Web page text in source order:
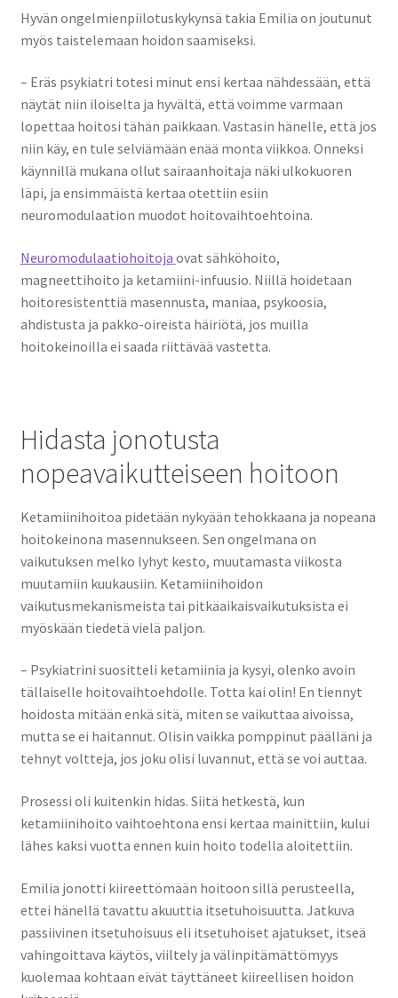
Hyvän ongelmienpiilotuskykynsä takia Emilia on joutunut
myös taistelemaan hoidon saamiseksi.
– Eräs psykiatri totesi minut ensi kertaa nähdessään, että
näytät niin iloiselta ja hyvältä, että voimme varmaan
lopettaa hoitosi tähän paikkaan. Vastasin hänelle, että jos
niin käy, en tule selviämään enää monta viikkoa. Onneksi
käynnillä mukana ollut sairaanhoitaja näki ulkokuoren
läpi, ja ensimmäistä kertaa otettiin esiin
neuromodulaation muodot hoitovaihtoehtoina.
Neuromodulaatiohoitoja ovat sähköhoito,
magneettihoito ja ketamiini-infuusio. Niillä hoidetaan
hoitoresistenttiä masennusta, maniaa, psykoosia,
ahdistusta ja pakko-oireista häiriötä, jos muilla
hoitokeinoilla ei saada riittävää vastetta.
Hidasta jonotusta
nopeavaikutteiseen hoitoon
Ketamiinihoitoa pidetään nykyään tehokkaana ja nopeana
hoitokeinona masennukseen. Sen ongelmana on
vaikutuksen melko lyhyt kesto, muutamasta viikosta
muutamiin kuukausiin. Ketamiinihoidon
vaikutusmekanismeista tai pitkäaikaisvaikutuksista ei
myöskään tiedetä vielä paljon.
– Psykiatrini suositteli ketamiinia ja kysyi, olenko avoin
tällaiselle hoitovaihtoehdolle. Totta kai olin! En tiennyt
hoidosta mitään enkä sitä, miten se vaikuttaa aivoissa,
mutta se ei haitannut. Olisin vaikka pomppinut päälläni ja
tehnyt voltteja, jos joku olisi luvannut, että se voi auttaa.
Prosessi oli kuitenkin hidas. Siitä hetkestä, kun
ketamiinihoito vaihtoehtona ensi kertaa mainittiin, kului
lähes kaksi vuotta ennen kuin hoito todella aloitettiin.
Emilia jonotti kiireettömään hoitoon sillä perusteella,
ettei hänellä tavattu akuuttia itsetuhoisuutta. Jatkuva
passiivinen itsetuhoisuus eli itsetuhoiset ajatukset, itseä
vahingoittava käytös, viiltely ja välinpitämättömyys
kuolemaa kohtaan eivät täyttäneet kiireellisen hoidon